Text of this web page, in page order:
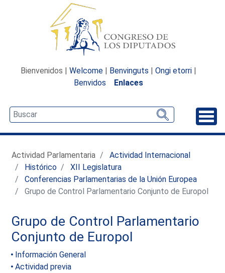
Bienvenidos | Welcome | Benvinguts | Ongi etorri |
Benvidos
Enlaces
Actividad Parlamentaria
Actividad Internacional
Histórico
XII Legislatura
Conferencias Parlamentarias de la Unión Europea
Grupo de Control Parlamentario Conjunto de Europol
Grupo de Control Parlamentario
Conjunto de Europol
Información General
Actividad previa